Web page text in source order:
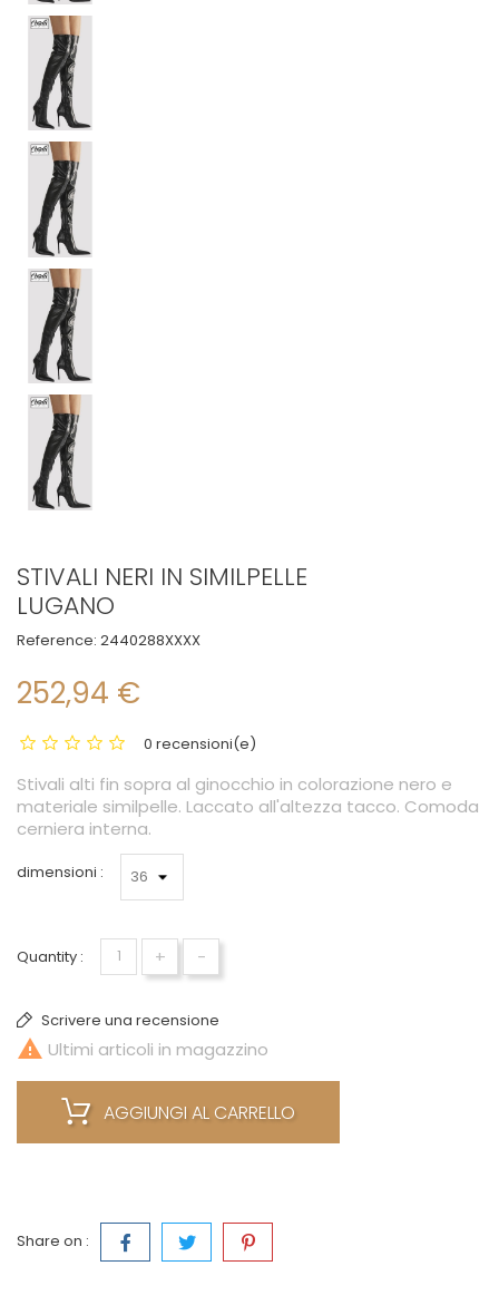
STIVALI NERI IN SIMILPELLE
LUGANO
Reference: 2440288XXXX
252,94 €
0 recensioni(e)
Stivali alti fin sopra al ginocchio in colorazione nero e
materiale similpelle. Laccato all'altezza tacco. Comoda
cerniera interna.
dimensioni :
Quantity : + -
Scrivere una recensione
 Ultimi articoli in magazzino
AGGIUNGI AL CARRELLO
Share on :